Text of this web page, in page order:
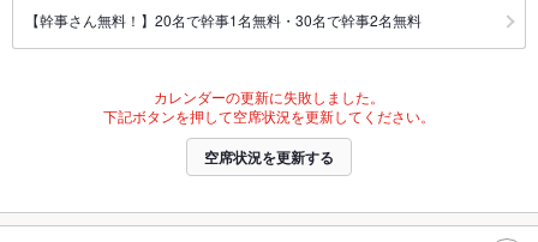
【幹事さん無料！】20名で幹事1名無料・30名で幹事2名無料
カレンダーの更新に失敗しました。
下記ボタンを押して空席状況を更新してください。
空席状況を更新する